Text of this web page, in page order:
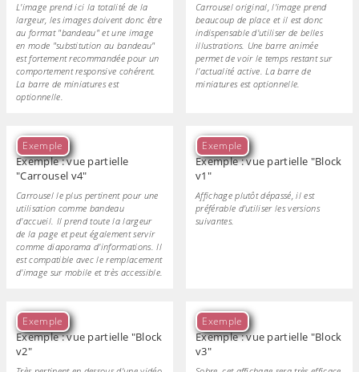
L'image prend ici la totalité de la
largeur, les images doivent donc être
au format "bandeau" et une image
en mode "substitution au bandeau"
est fortement recommandée pour un
comportement responsive cohérent.
La barre de miniatures est
optionnelle.
Carrousel original, l'image prend
beaucoup de place et il est donc
indispensable d'utiliser de belles
illustrations. Une barre animée
permet de voir le temps restant sur
l'actualité active. La barre de
miniatures est optionnelle.
Exemple
Exemple : vue partielle
"Carrousel v4"
Carrousel le plus pertinent pour une
utilisation comme bandeau
d'accueil. Il prend toute la largeur
de la page et peut également servir
comme diaporama d'informations. Il
est compatible avec le remplacement
d'image sur mobile et très accessible.
Exemple
Exemple : vue partielle "Block
v1"
Affichage plutôt dépassé, il est
préférable d'utiliser les versions
suivantes.
Exemple
Exemple : vue partielle "Block
v2"
Exemple
Exemple : vue partielle "Block
v3"